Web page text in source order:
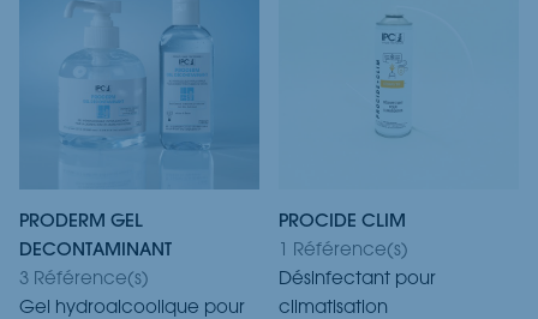
PRODERM GEL
DECONTAMINANT
3 Référence(s)
Gel hydroalcoolique pour
PROCIDE CLIM
1 Référence(s)
Désinfectant pour
climatisation